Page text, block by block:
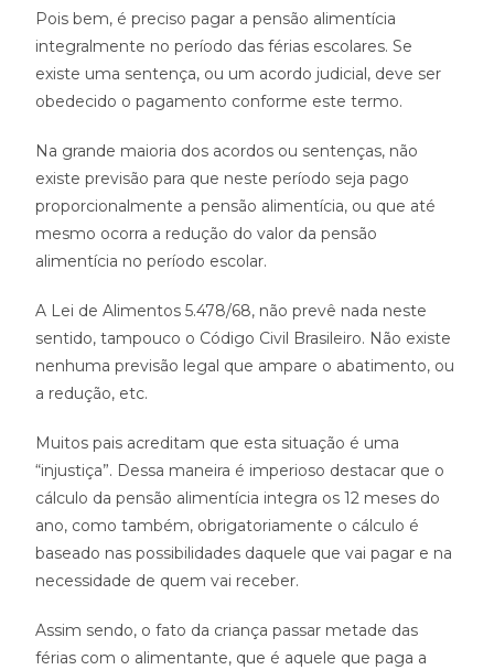
Pois bem, é preciso pagar a pensão alimentícia
integralmente no período das férias escolares. Se
existe uma sentença, ou um acordo judicial, deve ser
obedecido o pagamento conforme este termo.
Na grande maioria dos acordos ou sentenças, não
existe previsão para que neste período seja pago
proporcionalmente a pensão alimentícia, ou que até
mesmo ocorra a redução do valor da pensão
alimentícia no período escolar.
A Lei de Alimentos 5.478/68, não prevê nada neste
sentido, tampouco o Código Civil Brasileiro. Não existe
nenhuma previsão legal que ampare o abatimento, ou
a redução, etc.
Muitos pais acreditam que esta situação é uma
“injustiça”. Dessa maneira é imperioso destacar que o
cálculo da pensão alimentícia integra os 12 meses do
ano, como também, obrigatoriamente o cálculo é
baseado nas possibilidades daquele que vai pagar e na
necessidade de quem vai receber.
Assim sendo, o fato da criança passar metade das
férias com o alimentante, que é aquele que paga a